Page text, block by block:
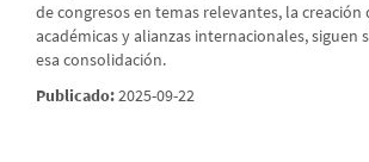
de congresos en temas relevantes, la creación
académicas y alianzas internacionales, siguen
esa consolidación.
Publicado:2025-09-22